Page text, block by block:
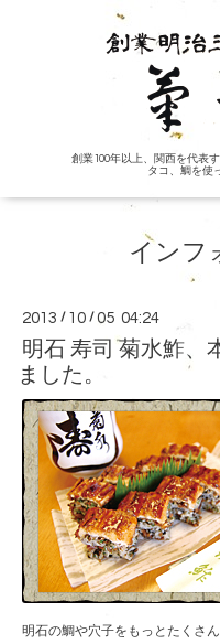
創業100年以上、関西を代表
タコ、鯛を使
インフ
2013 / 10 /05 04:24
明石 寿司 菊水鮓、
ました。
明石の鯛や穴子をもっとたくさ